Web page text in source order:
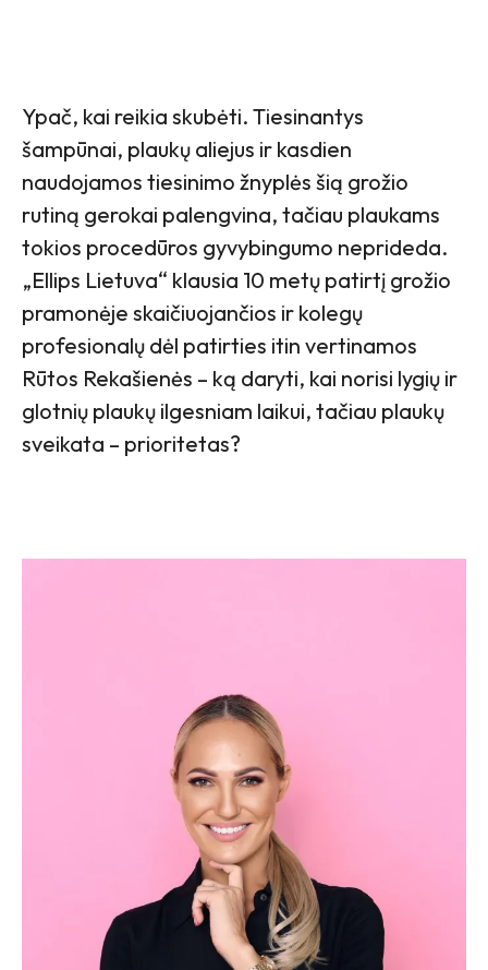
Ypač, kai reikia skubėti. Tiesinantys
šampūnai, plaukų aliejus ir kasdien
naudojamos tiesinimo žnyplės šią grožio
rutiną gerokai palengvina, tačiau plaukams
tokios procedūros gyvybingumo neprideda.
„Ellips Lietuva“ klausia 10 metų patirtį grožio
pramonėje skaičiuojančios ir kolegų
profesionalų dėl patirties itin vertinamos
Rūtos Rekašienės – ką daryti, kai norisi lygių ir
glotnių plaukų ilgesniam laikui, tačiau plaukų
sveikata – prioritetas?